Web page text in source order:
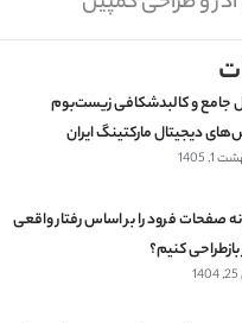
جامع و کالبدشکافی زیست‌بوم
دیجیتال مارکتینگ ایران
1405
صفحات فرود را بر اساس رفتار واقعی
بازطراحی کنیم؟